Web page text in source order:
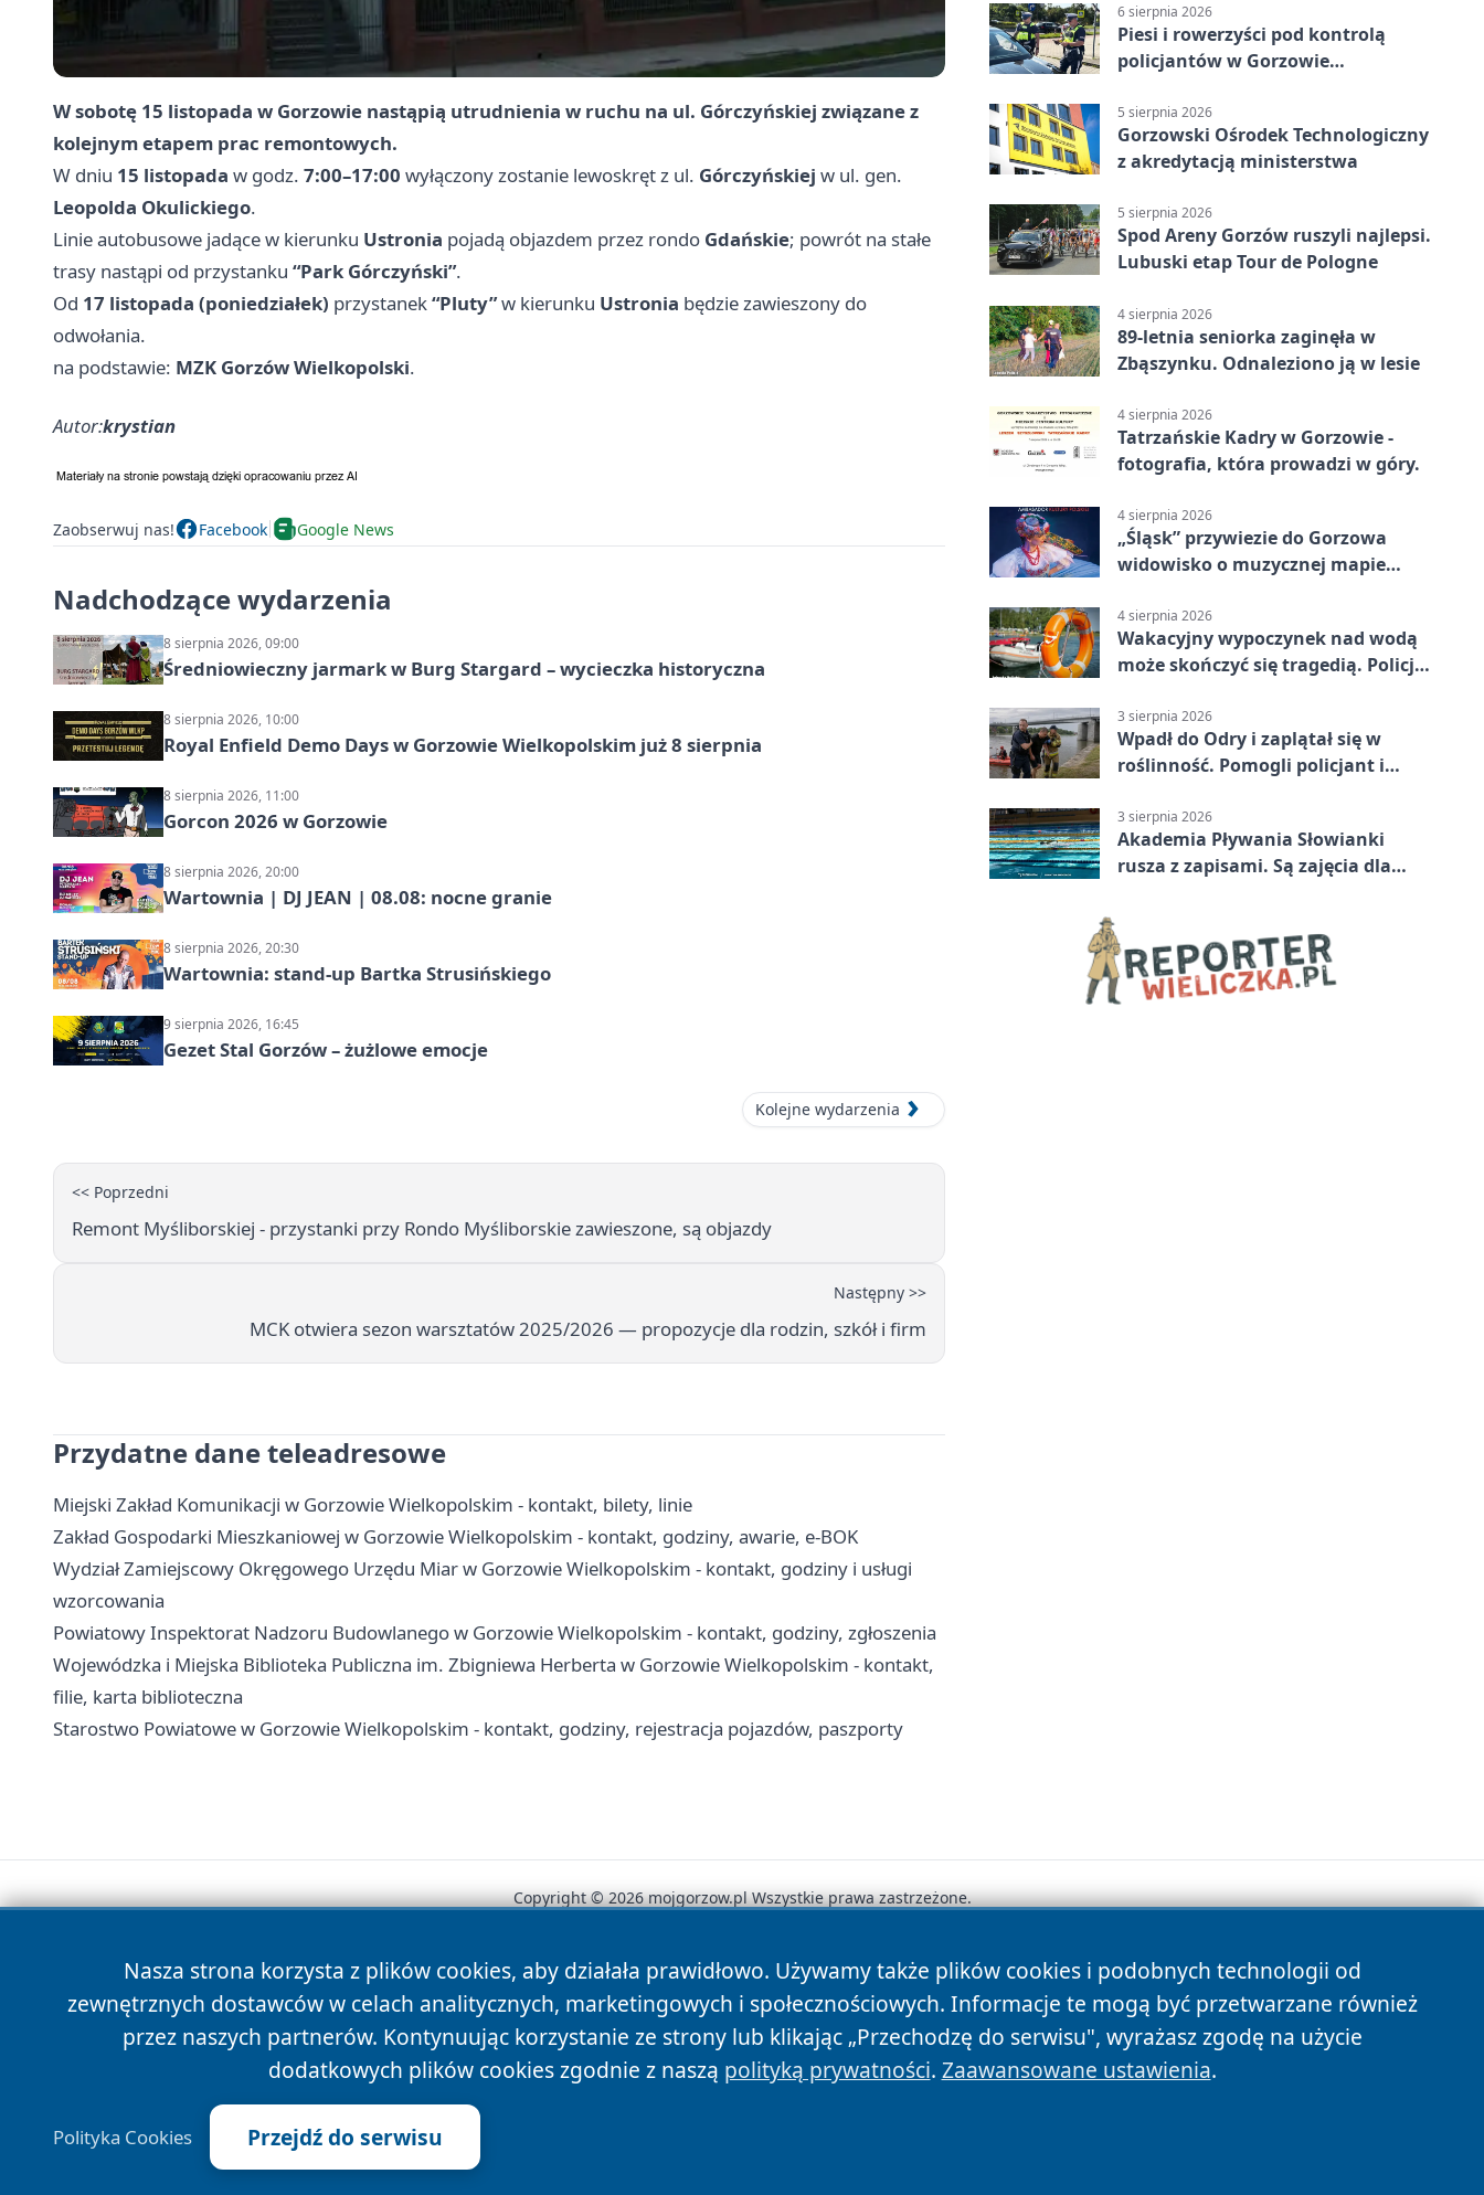
W sobotę 15 listopada w Gorzowie nastąpią utrudnienia w ruchu na ul. Górczyńskiej związane z
kolejnym etapem prac remontowych.
W dniu 15 listopada w godz. 7:00–17:00 wyłączony zostanie lewoskręt z ul. Górczyńskiej w ul. gen.
Leopolda Okulickiego.
Linie autobusowe jadące w kierunku Ustronia pojadą objazdem przez rondo Gdańskie; powrót na stałe
trasy nastąpi od przystanku “Park Górczyński”.
Od 17 listopada (poniedziałek) przystanek“Pluty”w kierunku Ustronia będzie zawieszony do
odwołania.
na podstawie: MZK Gorzów Wielkopolski.
Autor:krystian
Zaobserwuj nas! Facebook Google News
Nadchodzące wydarzenia
8 sierpnia 2026, 09:00
Średniowieczny jarmark w Burg Stargard – wycieczka historyczna
8 sierpnia 2026, 10:00
Royal Enfield Demo Days w Gorzowie Wielkopolskim już 8 sierpnia
8 sierpnia 2026, 11:00
Gorcon 2026 w Gorzowie
8 sierpnia 2026, 20:00
Wartownia | DJ JEAN | 08.08: nocne granie
8 sierpnia 2026, 20:30
Wartownia: stand-up Bartka Strusińskiego
9 sierpnia 2026, 16:45
Gezet Stal Gorzów – żużlowe emocje
Kolejne wydarzenia
<< Poprzedni
Remont Myśliborskiej - przystanki przy Rondo Myśliborskie zawieszone, są objazdy
Następny >>
MCK otwiera sezon warsztatów 2025/2026 — propozycje dla rodzin, szkół i firm
Przydatne dane teleadresowe
Miejski Zakład Komunikacji w Gorzowie Wielkopolskim - kontakt, bilety, linie
Zakład Gospodarki Mieszkaniowej w Gorzowie Wielkopolskim - kontakt, godziny, awarie, e-BOK
Wydział Zamiejscowy Okręgowego Urzędu Miar w Gorzowie Wielkopolskim - kontakt, godziny i usługi
wzorcowania
Powiatowy Inspektorat Nadzoru Budowlanego w Gorzowie Wielkopolskim - kontakt, godziny, zgłoszenia
Wojewódzka i Miejska Biblioteka Publiczna im. Zbigniewa Herberta w Gorzowie Wielkopolskim - kontakt,
filie, karta biblioteczna
Starostwo Powiatowe w Gorzowie Wielkopolskim - kontakt, godziny, rejestracja pojazdów, paszporty
6 sierpnia 2026
Piesi i rowerzyści pod kontrolą
policjantów w Gorzowie
5 sierpnia 2026
Gorzowski Ośrodek Technologiczny
z akredytacją ministerstwa
5 sierpnia 2026
Spod Areny Gorzów ruszyli najlepsi.
Lubuski etap Tour de Pologne
4 sierpnia 2026
89-letnia seniorka zaginęła w
Zbąszynku. Odnaleziono ją w lesie
4 sierpnia 2026
Tatrzańskie Kadry w Gorzowie -
fotografia, która prowadzi w góry.
4 sierpnia 2026
„Śląsk” przywiezie do Gorzowa
widowisko o muzycznej mapie
4 sierpnia 2026
Wakacyjny wypoczynek nad wodą
może skończyć się tragedią. Policja
3 sierpnia 2026
Wpadł do Odry i zaplątał się w
roślinność. Pomogli policjant i
3 sierpnia 2026
Akademia Pływania Słowianki
rusza z zapisami. Są zajęcia dla
Nasza strona korzysta z plików cookies, aby działała prawidłowo. Używamy także plików cookies i podobnych technologii od
zewnętrznych dostawców w celach analitycznych, marketingowych i społecznościowych. Informacje te mogą być przetwarzane również
przez naszych partnerów. Kontynuując korzystanie ze strony lub klikając „Przechodzę do serwisu", wyrażasz zgodę na użycie
dodatkowych plików cookies zgodnie z naszą polityką prywatności. Zaawansowane ustawienia.
Polityka Cookies Przejdź do serwisu
Copyright © 2026 mojgorzow.pl Wszystkie prawa zastrzeżone.
News Autorzy Polityka Prywatności Polityka Cookies